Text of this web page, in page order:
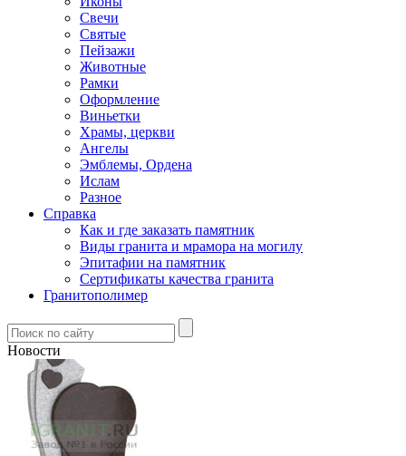
Свечи
Святые
Пейзажи
Животные
Рамки
Оформление
Виньетки
Храмы, церкви
Ангелы
Эмблемы, Ордена
Ислам
Разное
Справка
Как и где заказать памятник
Виды гранита и мрамора на могилу
Эпитафии на памятник
Сертификаты качества гранита
Гранитополимер
Новости